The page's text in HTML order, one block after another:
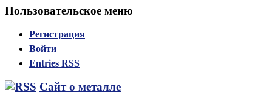
Пользовательское меню
Регистрация
Войти
Entries RSS
Сайт о металле